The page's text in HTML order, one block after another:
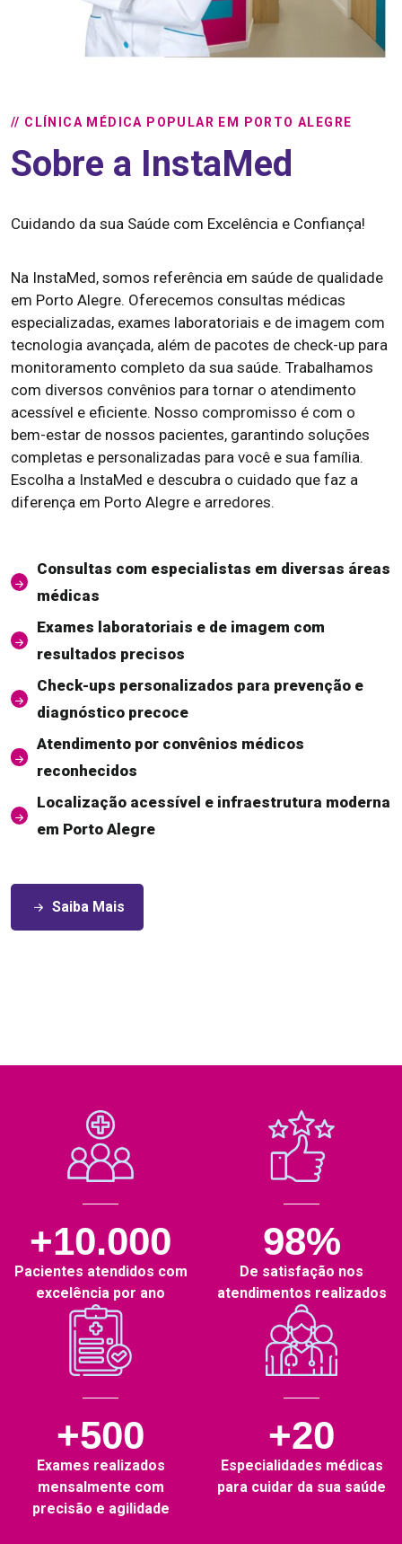
// CLÍNICA MÉDICA POPULAR EM PORTO ALEGRE
Sobre a InstaMed
Cuidando da sua Saúde com Excelência e Confiança!
Na InstaMed, somos referência em saúde de qualidade
em Porto Alegre. Oferecemos consultas médicas
especializadas, exames laboratoriais e de imagem com
tecnologia avançada, além de pacotes de check-up para
monitoramento completo da sua saúde. Trabalhamos
com diversos convênios para tornar o atendimento
acessível e eficiente. Nosso compromisso é com o
bem-estar de nossos pacientes, garantindo soluções
completas e personalizadas para você e sua família.
Escolha a InstaMed e descubra o cuidado que faz a
diferença em Porto Alegre e arredores.
Consultas com especialistas em diversas áreas
médicas
Exames laboratoriais e de imagem com
resultados precisos
Check-ups personalizados para prevenção e
diagnóstico precoce
Atendimento por convênios médicos
reconhecidos
Localização acessível e infraestrutura moderna
em Porto Alegre
Saiba Mais
+10.000
Pacientes atendidos com
excelência por ano
98%
De satisfação nos
atendimentos realizados
+500
Exames realizados
mensalmente com
precisão e agilidade
+20
Especialidades médicas
para cuidar da sua saúde